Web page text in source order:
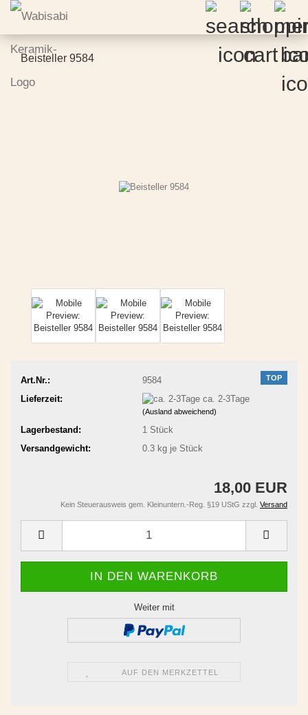
Beisteller 9584
TOP
Art.Nr.:
9584
Lieferzeit:
ca. 2-3Tage
(Ausland abweichend)
Lagerbestand: 1 Stück
Versandgewicht:
0.3kg je Stück
18,00 EUR
Kein Steuerausweis gem. Kleinuntern.-Reg. §19 UStG zzgl. Versand
Weiter mit
AUF DEN MERKZETTEL